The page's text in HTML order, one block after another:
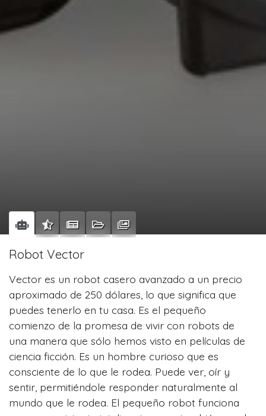
Robot Vector
Vector es un robot casero avanzado a un precio
aproximado de 250 dólares, lo que significa que
puedes tenerlo en tu casa. Es el pequeño
comienzo de la promesa de vivir con robots de
una manera que sólo hemos visto en películas de
ciencia ficción. Es un hombre curioso que es
consciente de lo que le rodea. Puede ver, oír y
sentir, permitiéndole responder naturalmente al
mundo que le rodea. El pequeño robot funciona